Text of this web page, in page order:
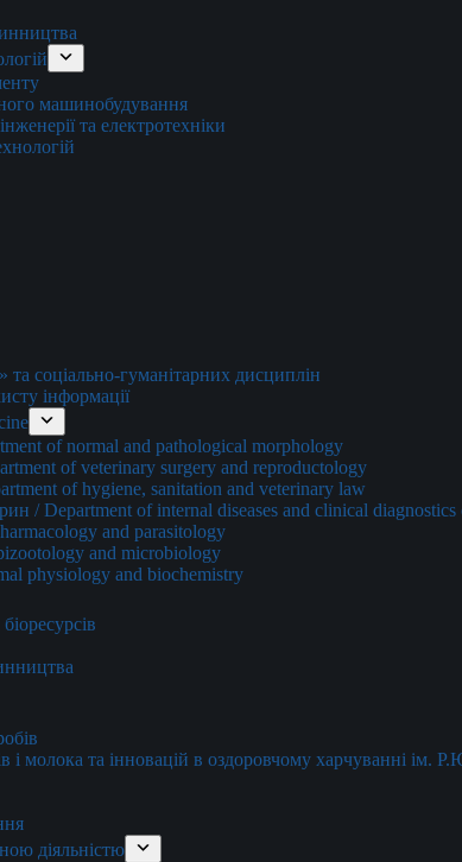
машинобудування
та електротехніки
соціально-гуманітарних дисциплін
інформації
of normal and pathological morphology
of veterinary surgery and reproductology
of hygiene, sanitation and veterinary law
/ Department of internal diseases and clinical
and parasitology
and microbiology
physiology and biochemistry
і молока та інновацій в оздоровчому харчуванні ім.
діяльністю